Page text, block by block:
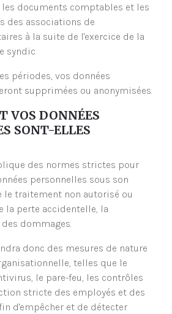
les documents comptables et les
des associations de
à la suite de l'exercice de la
syndic
périodes, vos données
supprimées ou anonymisées.
VOS DONNÉES
SONT-ELLES
des normes strictes pour
personnelles sous son
le traitement non autorisé ou
la perte accidentelle, la
dommages.
donc des mesures de nature
telles que le
le pare-feu, les contrôles
stricte des employés et des
d'empêcher et de détecter